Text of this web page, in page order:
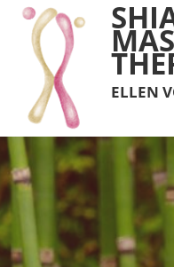
ELLEN